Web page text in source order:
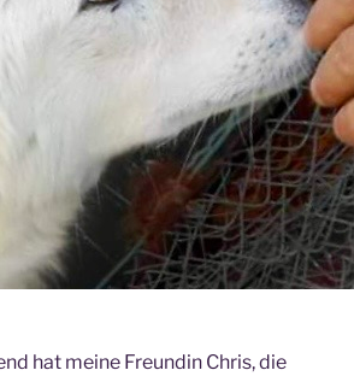
hat meine Freundin Chris, die